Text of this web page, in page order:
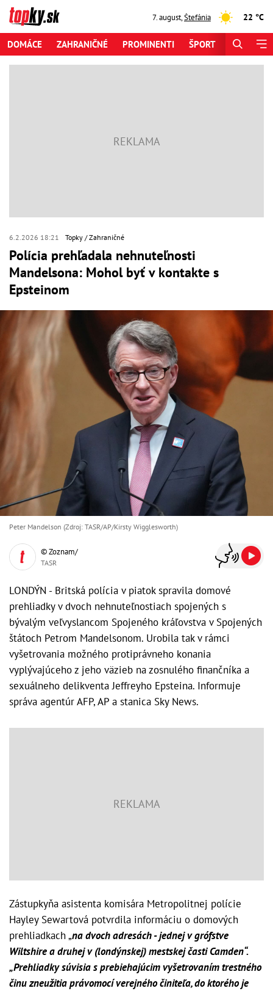
7. august,Štefánia 22 °C
DOMÁCE ZAHRANIČNÉ PROMINENTI ŠPORT
6.2.2026 18:21 Topky Zahraničné
Polícia prehľadala nehnuteľnosti
Mandelsona: Mohol byť v kontakte s
Epsteinom
Peter Mandelson (Zdroj: TASR/AP/Kirsty Wigglesworth)
© Zoznam/
TASR
LONDÝN - Britská polícia v piatok spravila domové
prehliadky v dvoch nehnuteľnostiach spojených s
bývalým veľvyslancom Spojeného kráľovstva v Spojených
štátoch Petrom Mandelsonom. Urobila tak v rámci
vyšetrovania možného protiprávneho konania
vyplývajúceho z jeho väzieb na zosnulého finančníka a
sexuálneho delikventa Jeffreyho Epsteina. Informuje
správa agentúr AFP, AP a stanica Sky News.
Zástupkyňa asistenta komisára Metropolitnej polície
Hayley Sewartová potvrdila informáciu o domových
prehliadkach „na dvoch adresách - jednej v grófstve
Wiltshire a druhej v (londýnskej) mestskej časti Camden“.
„Prehliadky súvisia s prebiehajúcim vyšetrovaním trestného
činu zneužitia právomocí verejného činiteľa, do ktorého je